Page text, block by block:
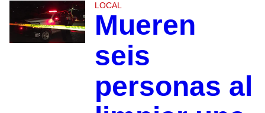
LOCAL
Mueren
seis
personas al